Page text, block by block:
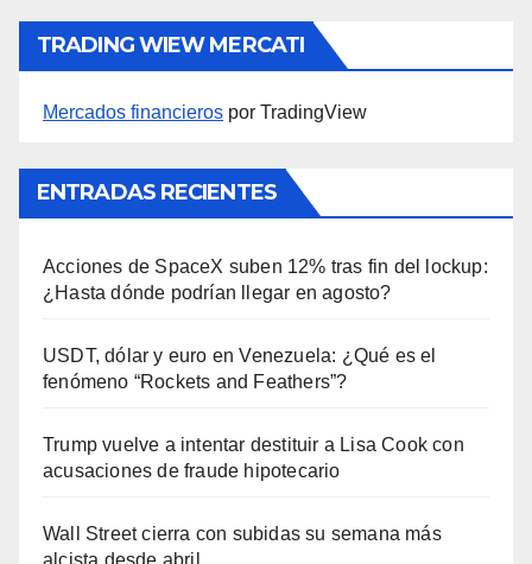
TRADING WIEW MERCATI
Mercados financieros por TradingView
ENTRADAS RECIENTES
Acciones de SpaceX suben 12% tras fin del lockup:
¿Hasta dónde podrían llegar en agosto?
USDT, dólar y euro en Venezuela: ¿Qué es el
fenómeno “Rockets and Feathers”?
Trump vuelve a intentar destituir a Lisa Cook con
acusaciones de fraude hipotecario
Wall Street cierra con subidas su semana más
alcista desde abril